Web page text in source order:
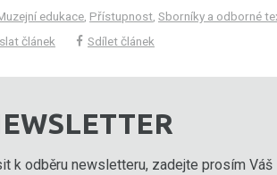
edukace, Přístupnost, Sborníky a odborné
článek Sdílet článek
k odběru newsletteru, zadejte prosím Váš